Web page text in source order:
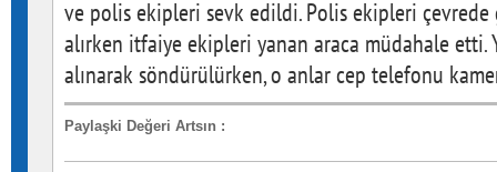
ve polis ekipleri sevk edildi. Polis ekipleri
alırken itfaiye ekipleri yanan araca müdahale etti.
alınarak söndürülürken, o anlar cep telefonu
Paylaşki Değeri Artsın :